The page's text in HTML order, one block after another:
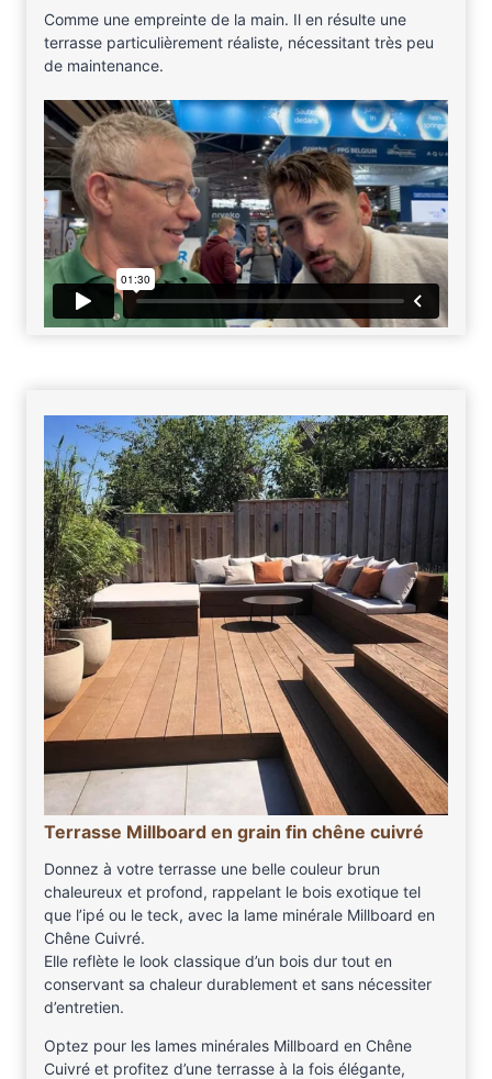
Comme une empreinte de la main. Il en résulte une
terrasse particulièrement réaliste, nécessitant très peu
de maintenance.
Terrasse Millboard en grain fin chêne cuivré
Donnez à votre terrasse une belle couleur brun
chaleureux et profond, rappelant le bois exotique tel
que l’ipé ou le teck, avec la lame minérale Millboard en
Chêne Cuivré.
Elle reflète le look classique d’un bois dur tout en
conservant sa chaleur durablement et sans nécessiter
d’entretien.
Optez pour les lames minérales Millboard en Chêne
Cuivré et profitez d’une terrasse à la fois élégante,